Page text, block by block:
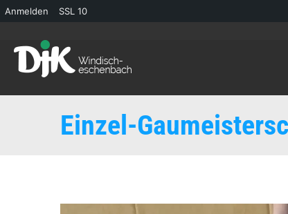
Einzel-
Anmelden SSL 10